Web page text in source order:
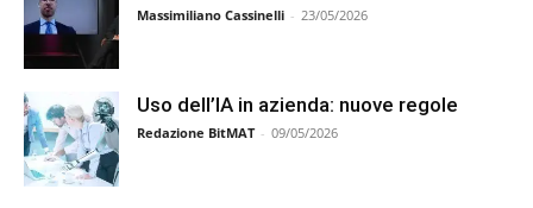
Massimiliano Cassinelli - 23/05/2026
Uso dell’IA in azienda: nuove regole
Redazione BitMAT - 09/05/2026